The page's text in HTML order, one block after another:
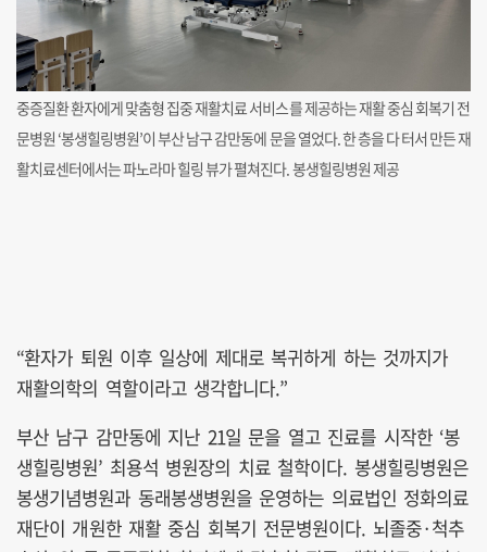
중증질환 환자에게 맞춤형 집중 재활치료 서비스를 제공하는 재활 중심 회복기 전
문병원 ‘봉생힐링병원’이 부산 남구 감만동에 문을 열었다. 한 층을 다 터서 만든 재
활치료센터에서는 파노라마 힐링 뷰가 펼쳐진다. 봉생힐링병원 제공
“환자가 퇴원 이후 일상에 제대로 복귀하게 하는 것까지가
재활의학의 역할이라고 생각합니다.”
부산 남구 감만동에 지난 21일 문을 열고 진료를 시작한 ‘봉
생힐링병원’ 최용석 병원장의 치료 철학이다. 봉생힐링병원은
봉생기념병원과 동래봉생병원을 운영하는 의료법인 정화의료
재단이 개원한 재활 중심 회복기 전문병원이다. 뇌졸중·척추